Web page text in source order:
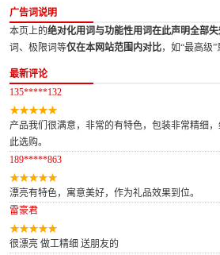
广告词说明
本页上的绝对化用词与功能性用词在此声明全部
词、极限词等仅在本网站范围内对比，如“最高级
最新评论
135*****132
产品我们很满意，非常的有特色，包装非常精细
此选购。
189*****863
漂亮有特色，寓意美好，作为礼品效果到位。
雷豪君
很漂亮 做工精细 送朋友的